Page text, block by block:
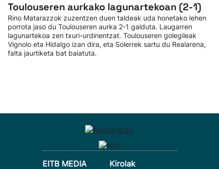
Toulouseren aurkako lagunartekoan (2-1)
Rino Matarazzok zuzentzen duen taldeak uda honetako lehen
porrota jaso du Toulouseren aurka 2-1 galduta. Laugarren
lagunartekoa zen txuri-urdinentzat. Toulouseren golegileak
Vignolo eta Hidalgo izan dira, eta Solerrek sartu du Realarena,
falta jaurtiketa bat baiatuta.
EITB MEDIA
Kirolak